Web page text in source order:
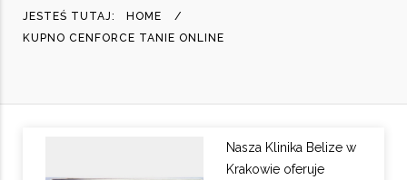
JESTEŚ TUTAJ:
HOME
KUPNO CENFORCE TANIE ONLINE
Nasza Klinika Belize w
Krakowie oferuje